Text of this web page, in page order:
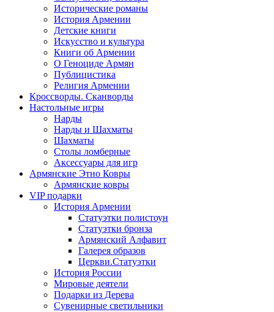
Исторические романы
История Армении
Детские книги
Иcкусство и культура
Книги об Армении
О Геноциде Армян
Публицистика
Религия Армении
Кроссворды. Сканворды
Настольные игры
Нарды
Нарды и Шахматы
Шахматы
Столы ломберные
Аксессуары для игр
Армянские Этно Ковры
Армянские ковры
VIP подарки
История Армении
Статуэтки полистоун
Статуэтки бронза
Армянский Алфавит
Галерея образов
Церкви.Статуэтки
История России
Мировые деятели
Подарки из Дерева
Сувенирные светильники